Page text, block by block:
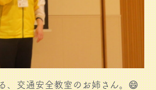
、交通安全教室のお姉さん。😄